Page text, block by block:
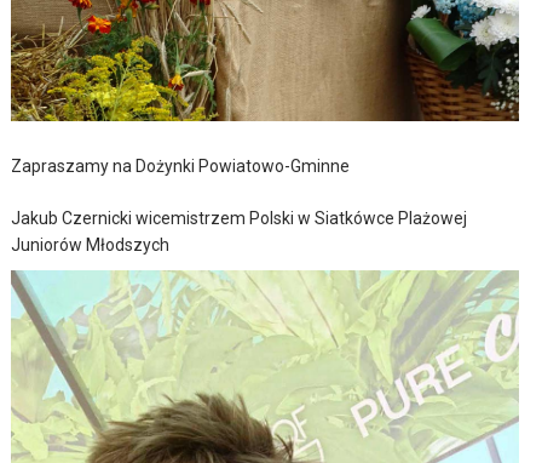
Zapraszamy na Dożynki Powiatowo-Gminne
Jakub Czernicki wicemistrzem Polski w Siatkówce Plażowej
Juniorów Młodszych